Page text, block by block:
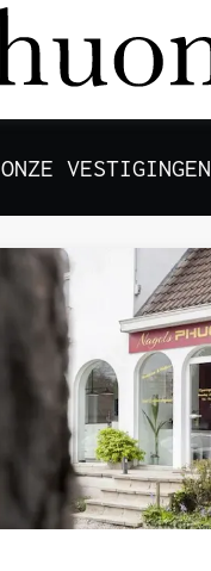
ONZE VESTIGINGEN